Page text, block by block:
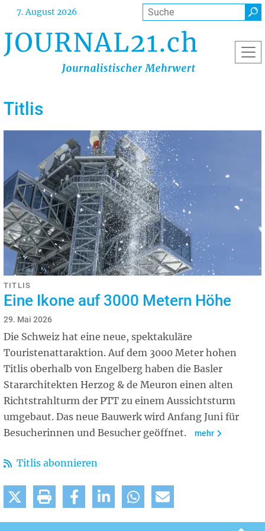
Direkt
Inhalt
7. August 2026 Suche
Titlis
TITLIS
Eine Ikone auf 3000 Metern Höhe
29. Mai 2026
Die Schweiz hat eine neue, spektakuläre
Touristenattaraktion. Auf dem 3000 Meter hohen
Titlis oberhalb von Engelberg haben die Basler
Stararchitekten Herzog & de Meuron einen alten
Richtstrahlturm der PTT zu einem Aussichtsturm
umgebaut. Das neue Bauwerk wird Anfang Juni für
Besucherinnen und Besucher geöffnet.
mehr
Titlis abonnieren